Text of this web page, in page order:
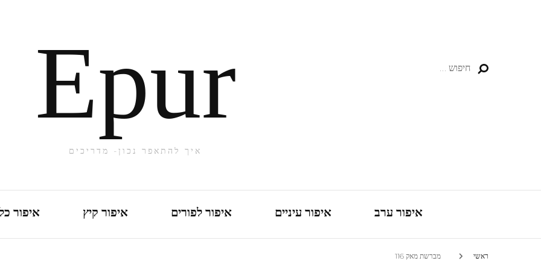
חיפוש: Epur
איך להתאפר נכון- מדריכים
איפור ערב איפור עיניים איפור לפורים איפור קיץ איפור
ראשי מברשת מאק 116